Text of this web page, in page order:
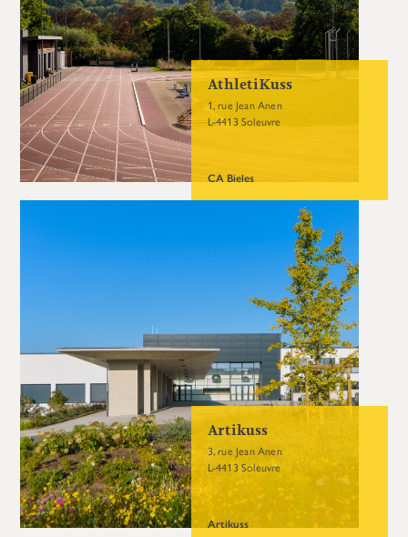
AthletiKuss
1, rue Jean Anen
L-4413 Soleuvre
CA Bieles
Artikuss
3, rue Jean Anen
L-4413 Soleuvre
Artikuss